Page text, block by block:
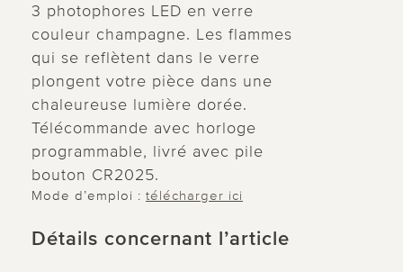
3 photophores LED en verre
couleur champagne. Les flammes
qui se reflètent dans le verre
plongent votre pièce dans une
chaleureuse lumière dorée.
Télécommande avec horloge
programmable, livré avec pile
bouton CR2025.
Mode d’emploi : télécharger ici
Détails concernant l’article